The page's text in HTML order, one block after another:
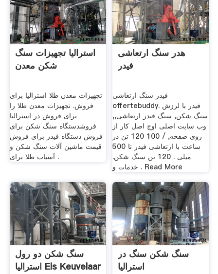
استرالیا تجهیزات سنگ
شکن معدن
تجهیزات معدن طلا استرالیا برای
فروش. تجهیزات معدن طلا را
برای فروش در استرالیا
فروشدستگاه سنگ شکن برای
فروش دستگاه فیدر برای فروش
قیمت ماشین آلات سنگ شکن و
آسیاب طلا برای .
هدر سنگ ارتعاشی
فیدر
فیدر سنگ ارتعاشی
offertebuddy. فیدر با لرزش
سنگ شکن, سنگ فیدر ارتعاشی,,
وب سایت اصلی اوج اصل کار از
روی صفحه, / 100 120 تن در
ساعت با ارتعاشی فیدر تا 500
میلی . 120 تن سنگ شکن.
خدمات و . Read More
سنگ شکن دو رول
استرالیا Els Keuvelaar
سنگ شکن سنگ در
استرالیا